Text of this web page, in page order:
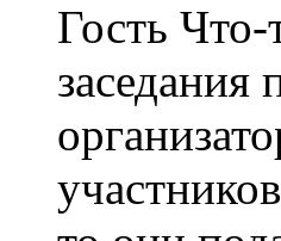
Гость Что-
заседания